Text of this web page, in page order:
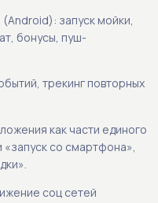
запуск мойки,
бонусы, пуш-
трекинг повторных
как части единого
со смартфона»,
соц сетей